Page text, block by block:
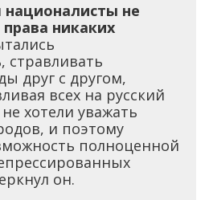
националисты не
никаких
стравливать
друг с другом,
всех на русский
хотели уважать
и поэтому
полноценной
он.